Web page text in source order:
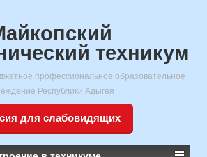
техникум
профессиональное образовательное
Республики Адыгея
для слабовидящих